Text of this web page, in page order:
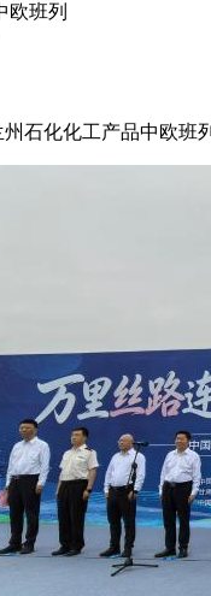
欧班列
化化工产品中欧班